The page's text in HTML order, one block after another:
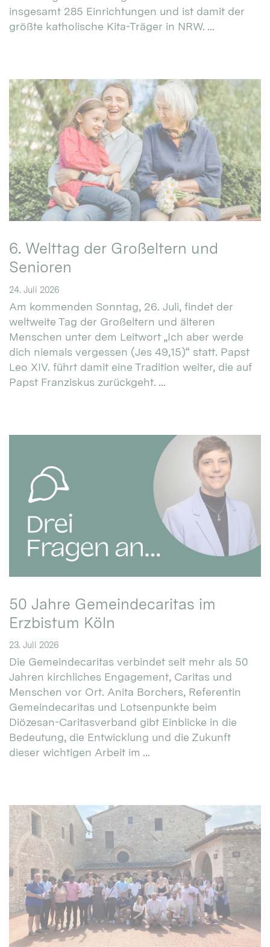
insgesamt 285 Einrichtungen und ist damit der
größte katholische Kita-Träger in NRW. ...
6. Welttag der Großeltern und
Senioren
24. Juli 2026
Am kommenden Sonntag, 26. Juli, findet der
weltweite Tag der Großeltern und älteren
Menschen unter dem Leitwort „Ich aber werde
dich niemals vergessen (Jes 49,15)“ statt. Papst
Leo XIV. führt damit eine Tradition weiter, die auf
Papst Franziskus zurückgeht. ...
50 Jahre Gemeindecaritas im
Erzbistum Köln
23. Juli 2026
Die Gemeindecaritas verbindet seit mehr als 50
Jahren kirchliches Engagement, Caritas und
Menschen vor Ort. Anita Borchers, Referentin
Gemeindecaritas und Lotsenpunkte beim
Diözesan-Caritasverband gibt Einblicke in die
Bedeutung, die Entwicklung und die Zukunft
dieser wichtigen Arbeit im ...